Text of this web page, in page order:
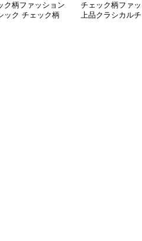
ク柄ファッション
ック チェック柄
チェック柄ファ
上品クラシカル